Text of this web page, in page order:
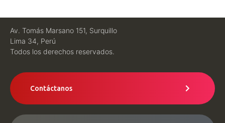
Av. Tomás Marsano 151, Surquillo
Lima 34, Perú
Todos los derechos reservados.
Contáctanos